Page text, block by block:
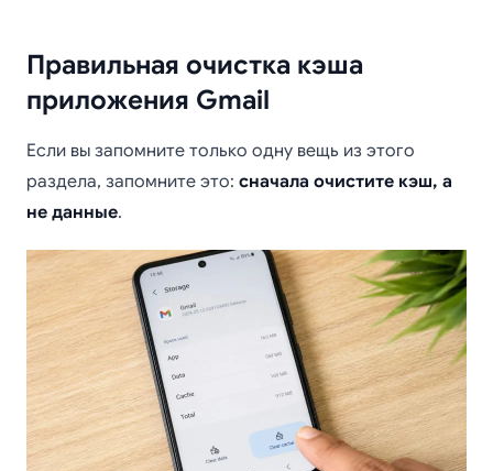
Правильная очистка кэша
приложения Gmail
Если вы запомните только одну вещь из этого
раздела, запомните это: сначала очистите кэш, а
не данные.